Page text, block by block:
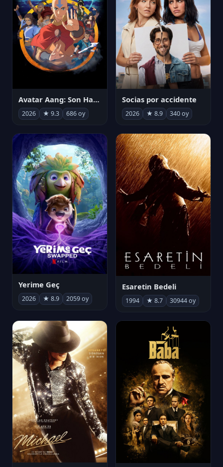
Avatar Aang: Son Havabükücü
2026 ★ 9.3 686 oy
Socias por accidente
2026 ★ 8.9 340 oy
Yerime Geç
2026 ★ 8.9 2059 oy
Esaretin Bedeli
1994 ★ 8.7 30944 oy